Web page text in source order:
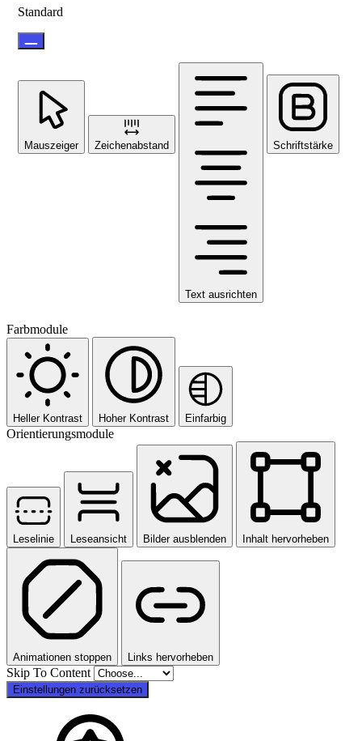
Standard
Mauszeiger Zeichenabstand
Text ausrichten
Schriftstärke
Farbmodule
Heller Kontrast Hoher Kontrast Einfarbig
Orientierungsmodule
Leselinie Leseansicht Bilder ausblenden Inhalt hervorheben
Animationen stoppen Links hervorheben
Skip To Content
Einstellungen zurücksetzen